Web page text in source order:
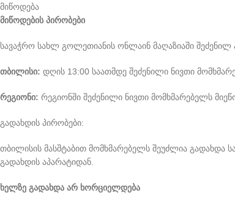
მიწოდება
მიწოდების პირობები
სავაჭრო სახლ გოლეთიანის ონლაინ მაღაზიაში
თბილისი: დღის 13:00 საათმდე შეძენილი ნივთი
რეგიონი: რეგიონში შეძენილი ნივთი მომხმარებელს
გადახდის პირობები:
თბილისის მასშტაბით მომხმარებელს შეუძლია გადახდა
გადახდის აპარატიდან.
ხელზე გადახდა არ ხორციელდება